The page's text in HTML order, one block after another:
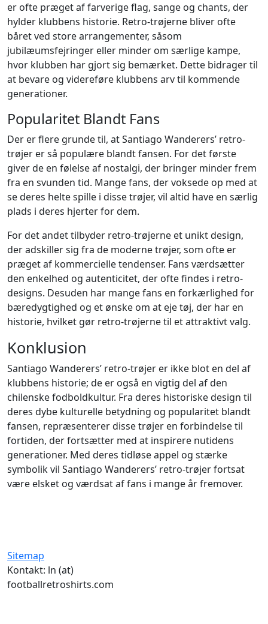
er ofte præget af farverige flag, sange og chants, der
hylder klubbens historie. Retro-trøjerne bliver ofte
båret ved store arrangementer, såsom
jubilæumsfejringer eller minder om særlige kampe,
hvor klubben har gjort sig bemærket. Dette bidrager til
at bevare og videreføre klubbens arv til kommende
generationer.
Popularitet Blandt Fans
Der er flere grunde til, at Santiago Wanderers’ retro-
trøjer er så populære blandt fansen. For det første
giver de en følelse af nostalgi, der bringer minder frem
fra en svunden tid. Mange fans, der voksede op med at
se deres helte spille i disse trøjer, vil altid have en særlig
plads i deres hjerter for dem.
For det andet tilbyder retro-trøjerne et unikt design,
der adskiller sig fra de moderne trøjer, som ofte er
præget af kommercielle tendenser. Fans værdsætter
den enkelhed og autenticitet, der ofte findes i retro-
designs. Desuden har mange fans en forkærlighed for
bæredygtighed og et ønske om at eje tøj, der har en
historie, hvilket gør retro-trøjerne til et attraktivt valg.
Konklusion
Santiago Wanderers’ retro-trøjer er ikke blot en del af
klubbens historie; de er også en vigtig del af den
chilenske fodboldkultur. Fra deres historiske design til
deres dybe kulturelle betydning og popularitet blandt
fansen, repræsenterer disse trøjer en forbindelse til
fortiden, der fortsætter med at inspirere nutidens
generationer. Med deres tidløse appel og stærke
symbolik vil Santiago Wanderers’ retro-trøjer fortsat
være elsket og værdsat af fans i mange år fremover.
Sitemap
Kontakt: ln (at)
footballretroshirts.com